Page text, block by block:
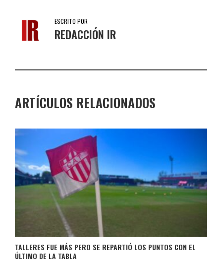
ESCRITO POR
REDACCIÓN IR
ARTÍCULOS RELACIONADOS
TALLERES FUE MÁS PERO SE REPARTIÓ LOS PUNTOS CON EL
ÚLTIMO DE LA TABLA